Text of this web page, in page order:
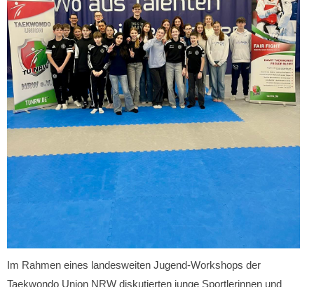
Im Rahmen eines landesweiten Jugend-Workshops der
Taekwondo Union NRW diskutierten junge Sportlerinnen und